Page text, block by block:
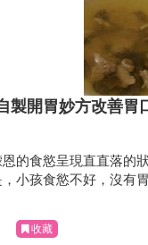
製開胃妙方改善胃
的食慾呈現直直落的
小孩食慾不好，沒有
收藏